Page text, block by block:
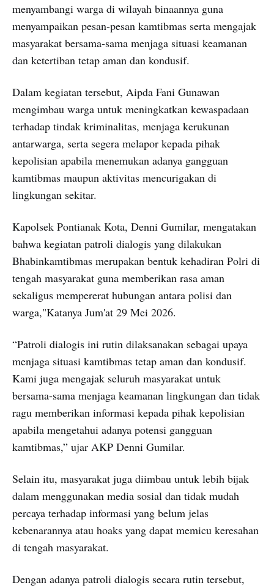
menyambangi warga di wilayah binaannya guna
menyampaikan pesan-pesan kamtibmas serta mengajak
masyarakat bersama-sama menjaga situasi keamanan
dan ketertiban tetap aman dan kondusif.
Dalam kegiatan tersebut, Aipda Fani Gunawan
mengimbau warga untuk meningkatkan kewaspadaan
terhadap tindak kriminalitas, menjaga kerukunan
antarwarga, serta segera melapor kepada pihak
kepolisian apabila menemukan adanya gangguan
kamtibmas maupun aktivitas mencurigakan di
lingkungan sekitar.
Kapolsek Pontianak Kota, Denni Gumilar, mengatakan
bahwa kegiatan patroli dialogis yang dilakukan
Bhabinkamtibmas merupakan bentuk kehadiran Polri di
tengah masyarakat guna memberikan rasa aman
sekaligus mempererat hubungan antara polisi dan
warga,"Katanya Jum'at 29 Mei 2026.
“Patroli dialogis ini rutin dilaksanakan sebagai upaya
menjaga situasi kamtibmas tetap aman dan kondusif.
Kami juga mengajak seluruh masyarakat untuk
bersama-sama menjaga keamanan lingkungan dan tidak
ragu memberikan informasi kepada pihak kepolisian
apabila mengetahui adanya potensi gangguan
kamtibmas,” ujar AKP Denni Gumilar.
Selain itu, masyarakat juga diimbau untuk lebih bijak
dalam menggunakan media sosial dan tidak mudah
percaya terhadap informasi yang belum jelas
kebenarannya atau hoaks yang dapat memicu keresahan
di tengah masyarakat.
Dengan adanya patroli dialogis secara rutin tersebut,